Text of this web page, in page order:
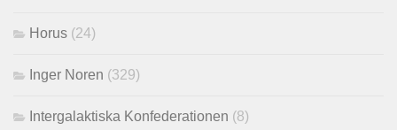
Horus (24)
Inger Noren (329)
Intergalaktiska Konfederationen (8)